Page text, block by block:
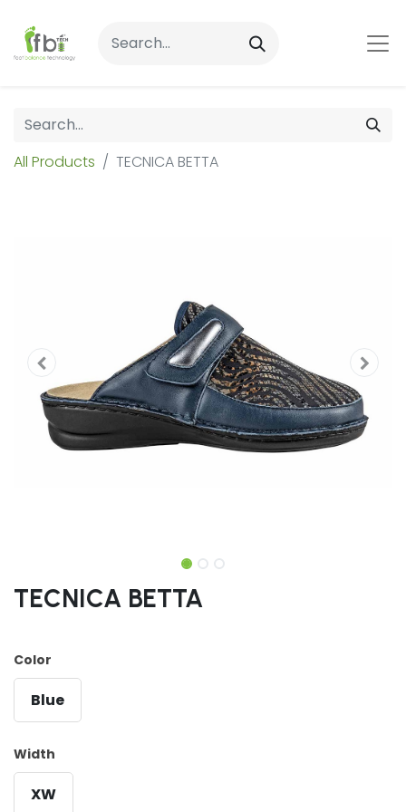
All Products TECNICA BETTA
TECNICA BETTA
Color
Blue
Width
XW